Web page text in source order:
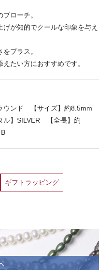
ローチ。
が知的でクールな印象を与え
プラス。
たい方におすすめです。
ウンド 【サイズ】約8.5mm
ル】SILVER 【全長】約
ギフトラッピング